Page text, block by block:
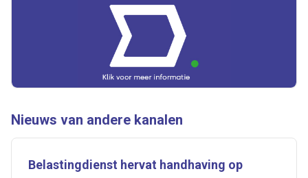
Nieuws van andere kanalen
Belastingdienst hervat handhaving op
Ontvang vacatures direct in
Alerts ontvangen
Alles Ingezonden ABU
Bureau Cicero